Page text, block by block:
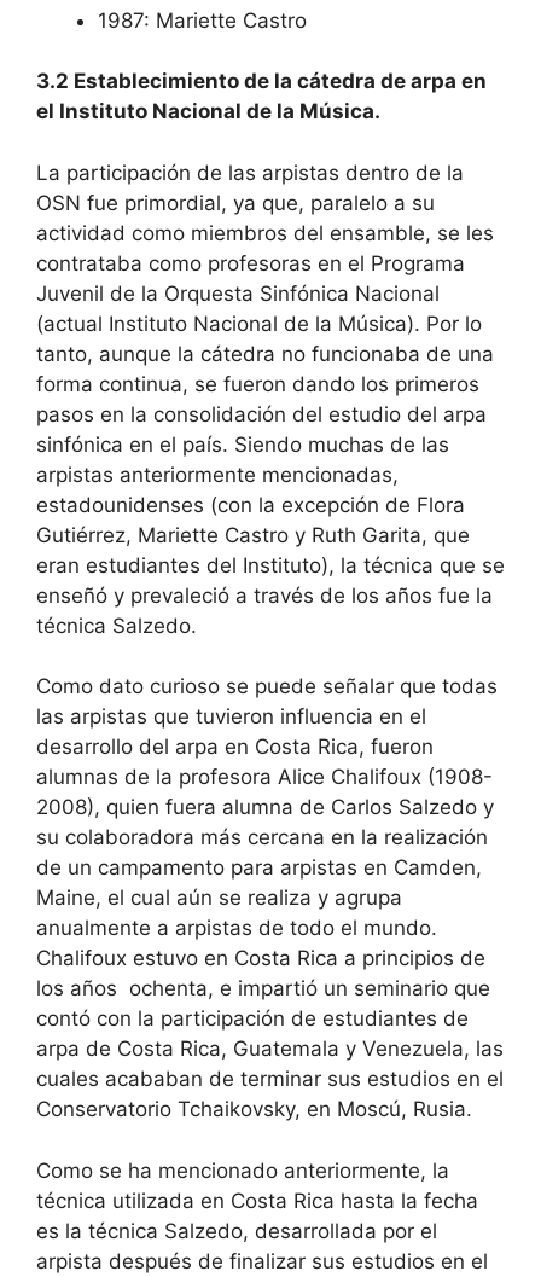
1987: Mariette Castro
3.2 Establecimiento de la cátedra de arpa en
el Instituto Nacional de la Música.
La participación de las arpistas dentro de la
OSN fue primordial, ya que, paralelo a su
actividad como miembros del ensamble, se les
contrataba como profesoras en el Programa
Juvenil de la Orquesta Sinfónica Nacional
(actual Instituto Nacional de la Música). Por lo
tanto, aunque la cátedra no funcionaba de una
forma continua, se fueron dando los primeros
pasos en la consolidación del estudio del arpa
sinfónica en el país. Siendo muchas de las
arpistas anteriormente mencionadas,
estadounidenses (con la excepción de Flora
Gutiérrez, Mariette Castro y Ruth Garita, que
eran estudiantes del Instituto), la técnica que se
enseñó y prevaleció a través de los años fue la
técnica Salzedo.
Como dato curioso se puede señalar que todas
las arpistas que tuvieron influencia en el
desarrollo del arpa en Costa Rica, fueron
alumnas de la profesora Alice Chalifoux (1908-
2008), quien fuera alumna de Carlos Salzedo y
su colaboradora más cercana en la realización
de un campamento para arpistas en Camden,
Maine, el cual aún se realiza y agrupa
anualmente a arpistas de todo el mundo.
Chalifoux estuvo en Costa Rica a principios de
los años ochenta, e impartió un seminario que
contó con la participación de estudiantes de
arpa de Costa Rica, Guatemala y Venezuela, las
cuales acababan de terminar sus estudios en el
Conservatorio Tchaikovsky, en Moscú, Rusia.
Como se ha mencionado anteriormente, la
técnica utilizada en Costa Rica hasta la fecha
es la técnica Salzedo, desarrollada por el
arpista después de finalizar sus estudios en el